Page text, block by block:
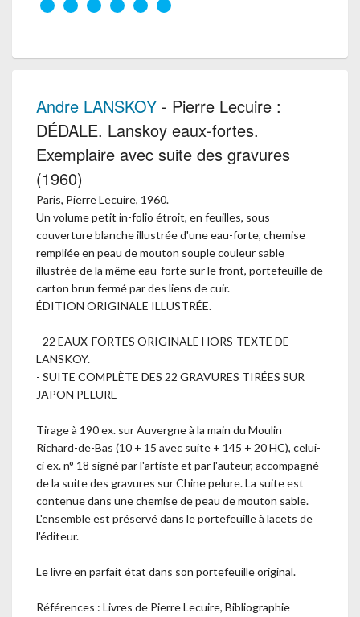
Andre LANSKOY - Pierre Lecuire :
DÉDALE. Lanskoy eaux-fortes.
Exemplaire avec suite des gravures
(1960)
Paris, Pierre Lecuire, 1960.
Un volume petit in-folio étroit, en feuilles, sous
couverture blanche illustrée d'une eau-forte, chemise
rempliée en peau de mouton souple couleur sable
illustrée de la même eau-forte sur le front, portefeuille de
carton brun fermé par des liens de cuir.
ÉDITION ORIGINALE ILLUSTRÉE.
- 22 EAUX-FORTES ORIGINALE HORS-TEXTE DE
LANSKOY.
- SUITE COMPLÈTE DES 22 GRAVURES TIRÉES SUR
JAPON PELURE
Tirage à 190 ex. sur Auvergne à la main du Moulin
Richard-de-Bas (10 + 15 avec suite + 145 + 20 HC), celui-
ci ex. n° 18 signé par l'artiste et par l'auteur, accompagné
de la suite des gravures sur Chine pelure. La suite est
contenue dans une chemise de peau de mouton sable.
L'ensemble est préservé dans le portefeuille à lacets de
l'éditeur.
Le livre en parfait état dans son portefeuille original.
Références : Livres de Pierre Lecuire, Bibliographie